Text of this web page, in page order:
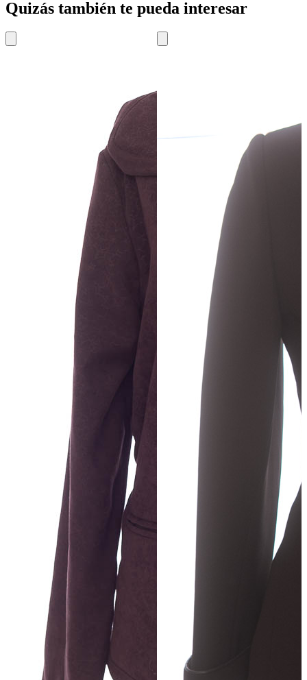
Quizás también te pueda interesar